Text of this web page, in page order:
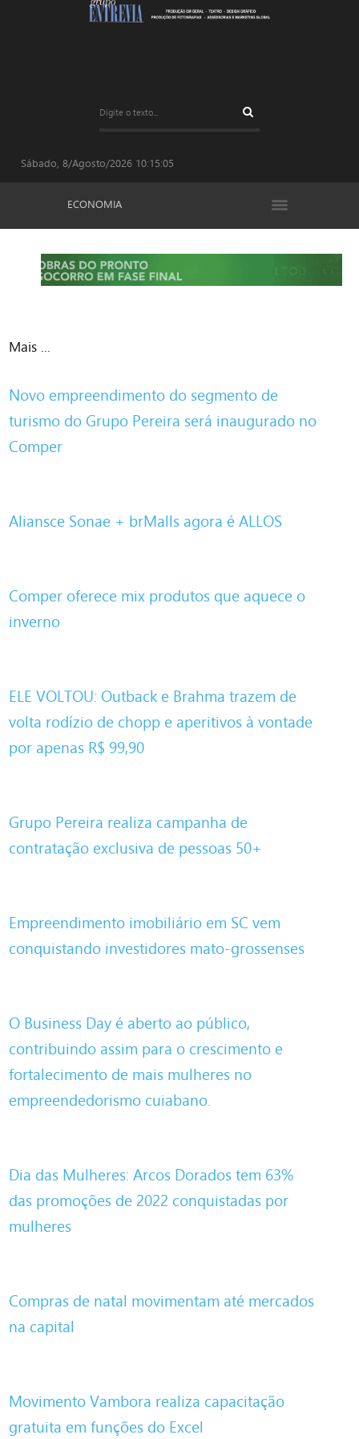
Sábado, 8/Agosto/2026 10:15:06
ECONOMIA
Mais ...
Novo empreendimento do segmento de
turismo do Grupo Pereira será inaugurado no
Comper
Aliansce Sonae + brMalls agora é ALLOS
Comper oferece mix produtos que aquece o
inverno
ELE VOLTOU: Outback e Brahma trazem de
volta rodízio de chopp e aperitivos à vontade
por apenas R$ 99,90
Grupo Pereira realiza campanha de
contratação exclusiva de pessoas 50+
Empreendimento imobiliário em SC vem
conquistando investidores mato-grossenses
O Business Day é aberto ao público,
contribuindo assim para o crescimento e
fortalecimento de mais mulheres no
empreendedorismo cuiabano.
Dia das Mulheres: Arcos Dorados tem 63%
das promoções de 2022 conquistadas por
mulheres
Compras de natal movimentam até mercados
na capital
Movimento Vambora realiza capacitação
gratuita em funções do Excel